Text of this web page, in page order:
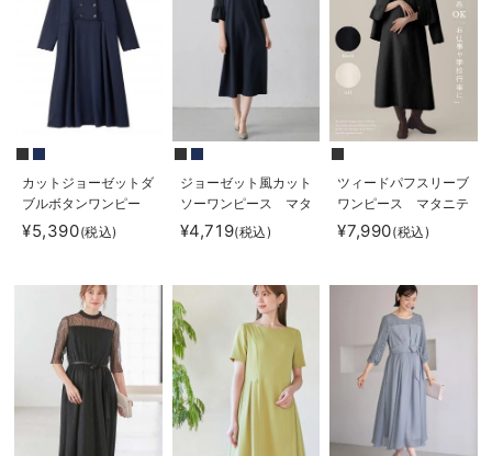
カットジョーゼットダ
ブルボタンワンピー
ス マタニティ・授乳
服【出産後も長く使え
ー）
¥5,390(税込)
ジョーゼット風カット
ソーワンピース マタ
ニティ・産後授乳【出
産後も長く使える】
ズマダム）
¥4,719(税込)
ツィードパフスリーブ
ワンピース マタニテ
ィ・授乳服【出産後も
長く使える】
¥7,990(税込)